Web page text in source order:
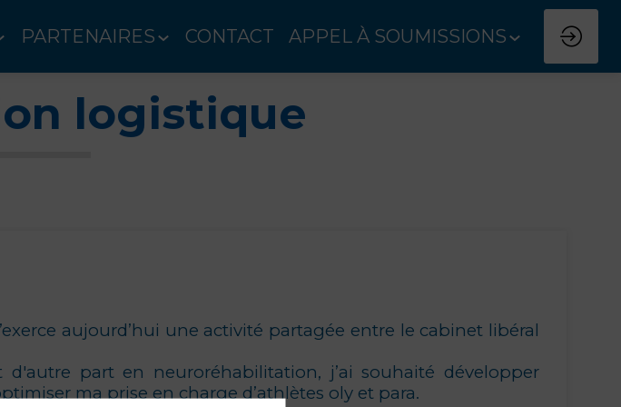
PARTENAIRES CONTACT APPEL À SOUMISSIONS
logistique
aujourd’hui une activité partagée entre le cabinet libéral
part en neuroréhabilitation, j’ai souhaité développer
ma prise en charge d’athlètes oly et para.